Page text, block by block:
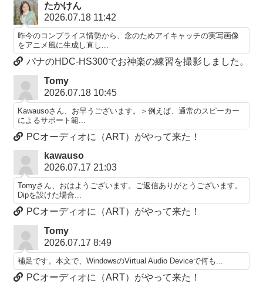
たかけん
2026.07.18 11:42
昨今のコンプライス情勢から、念のためアイキャッチの実写画像
をアニメ風に生成し直し...
パナのHDC-HS300でお神楽の練習を撮影しました。
Tomy
2026.07.18 10:45
Kawausoさん、お早うございます。＞例えば、通常のスピーカー
によるサポート範...
PCオーディオに（ART）がやって来た！
kawauso
2026.07.17 21:03
Tomyさん、おはようございます。ご返信ありがとうございます。
Dipを設けた場合...
PCオーディオに（ART）がやって来た！
Tomy
2026.07.17 8:49
補足です。本文で、WindowsのVirtual Audio Deviceで何も...
PCオーディオに（ART）がやって来た！